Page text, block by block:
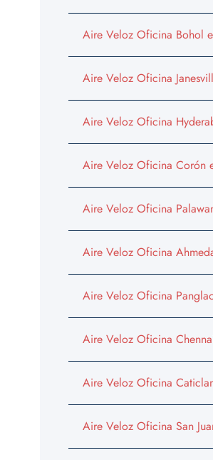
Aire Veloz Oficina Bohol
Aire Veloz Oficina
Aire Veloz Oficina
Aire Veloz Oficina Corón
Aire Veloz Oficina
Aire Veloz Oficina
Aire Veloz Oficina
Aire Veloz Oficina
Aire Veloz Oficina
Aire Veloz Oficina San